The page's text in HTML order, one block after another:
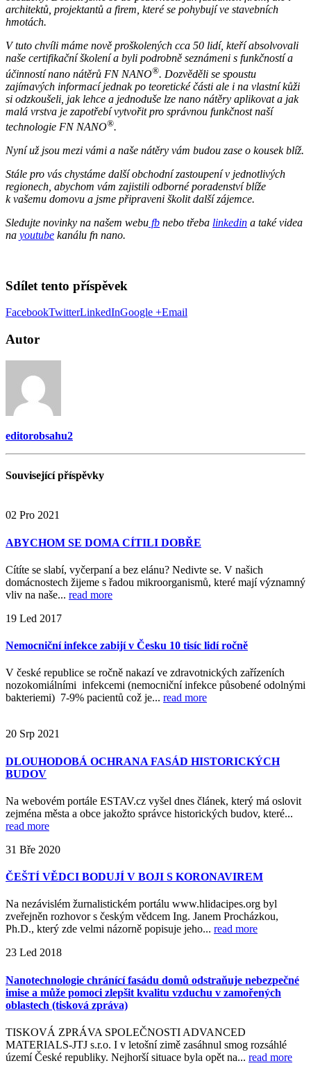
architektů, projektantů a firem, které se pohybují ve stavebních
hmotách.
V tuto chvíli máme nově proškolených cca 50 lidí, kteří absolvovali
naše certifikační školení a byli podrobně seznámeni s funkčností a
účinností nano nátěrů FN NANO®. Dozvěděli se spoustu
zajímavých informací jednak po teoretické části ale i na vlastní kůži
si odzkoušeli, jak lehce a jednoduše lze nano nátěry aplikovat a jak
malá vrstva je zapotřebí vytvořit pro správnou funkčnost naší
technologie FN NANO®.
Nyní už jsou mezi vámi a naše nátěry vám budou zase o kousek blíž.
Stále pro vás chystáme další obchodní zastoupení v jednotlivých
regionech, abychom vám zajistili odborné poradenství blíže
k vašemu domovu a jsme připraveni školit další zájemce.
Sledujte novinky na našem webu fb nebo třeba linkedin a také videa
na youtube kanálu fn nano.
Sdílet tento příspěvek
FacebookTwitterLinkedInGoogle +Email
Autor
editorobsahu2
Souvisejícípříspěvky
02 Pro 2021
ABYCHOM SE DOMA CÍTILI DOBŘE
Cítíte se slabí, vyčerpaní a bez elánu? Nedivte se. V našich
domácnostech žijeme s řadou mikroorganismů, které mají významný
vliv na naše... read more
19 Led 2017
Nemocniční infekce zabijí v Česku 10 tisíc lidí ročně
V české republice se ročně nakazí ve zdravotnických zařízeních
nozokomiálními infekcemi (nemocniční infekce působené odolnými
bakteriemi) 7-9% pacientů což je... read more
20 Srp 2021
DLOUHODOBÁ OCHRANA FASÁD HISTORICKÝCH
BUDOV
Na webovém portále ESTAV.cz vyšel dnes článek, který má oslovit
zejména města a obce jakožto správce historických budov, které...
read more
31 Bře 2020
ČEŠTÍ VĚDCI BODUJÍ V BOJI S KORONAVIREM
Na nezávislém žurnalistickém portálu www.hlidacipes.org byl
zveřejněn rozhovor s českým vědcem Ing. Janem Procházkou,
Ph.D., který zde velmi názorně popisuje jeho... read more
23 Led 2018
Nanotechnologie chránící fasádu domů odstraňuje nebezpečné
imise a může pomoci zlepšit kvalitu vzduchu v zamořených
oblastech (tisková zpráva)
TISKOVÁ ZPRÁVA SPOLEČNOSTI ADVANCED
MATERIALS-JTJ s.r.o. I v letošní zimě zasáhnul smog rozsáhlé
území České republiky. Nejhorší situace byla opět na... read more